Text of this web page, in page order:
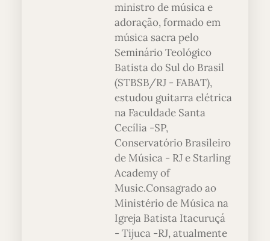
ministro de música e
adoração, formado em
música sacra pelo
Seminário Teológico
Batista do Sul do Brasil
(STBSB/RJ - FABAT),
estudou guitarra elétrica
na Faculdade Santa
Cecília -SP,
Conservatório Brasileiro
de Música - RJ e Starling
Academy of
Music.Consagrado ao
Ministério de Música na
Igreja Batista Itacuruçá
- Tijuca -RJ, atualmente